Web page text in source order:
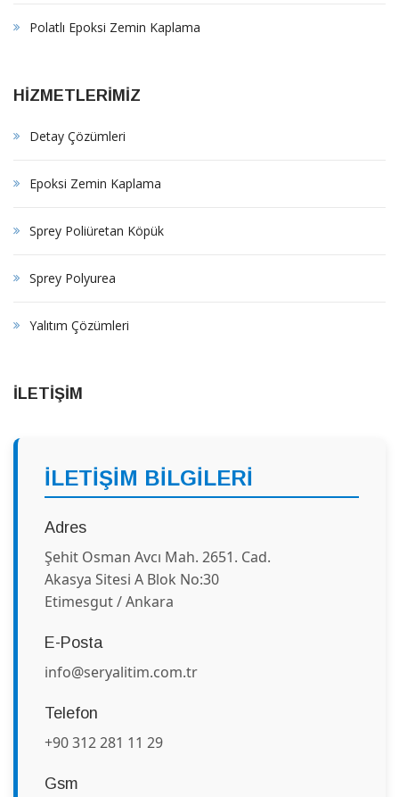
Polatlı Epoksi Zemin Kaplama
HİZMETLERİMİZ
Detay Çözümleri
Epoksi Zemin Kaplama
Sprey Poliüretan Köpük
Sprey Polyurea
Yalıtım Çözümleri
İLETİŞİM
İLETİŞİM BİLGİLERİ
Adres
Şehit Osman Avcı Mah. 2651. Cad.
Akasya Sitesi A Blok No:30
Etimesgut / Ankara
E-Posta
info@seryalitim.com.tr
Telefon
+90 312 281 11 29
Gsm